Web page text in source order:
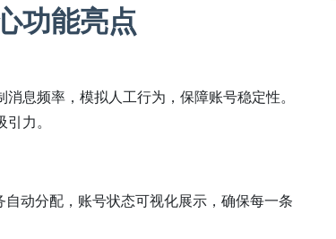
功能亮点
息频率，模拟人工行为，保障账号稳定性。
力。
动分配，账号状态可视化展示，确保每一条